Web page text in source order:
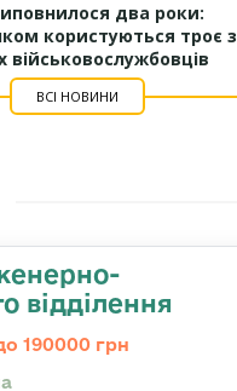
два роки:
користуються троє з
військовослужбовців
ВСІ НОВИНИ
відділення
190000 грн